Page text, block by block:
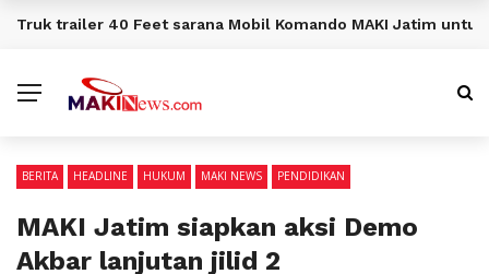
BERITA TERKINI
Truk trailer 40 Feet sarana Mobil Komando MAKI Jatim
BERITA HEADLINE HUKUM MAKI NEWS PENDIDIKAN
MAKI Jatim siapkan aksi Demo
Akbar lanjutan jilid 2